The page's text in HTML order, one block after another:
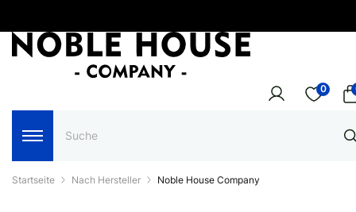
0
Startseite Nach Hersteller Noble House Company